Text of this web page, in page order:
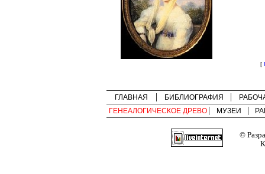
[
ГЛАВНАЯ БИБЛИОГРАФИЯ
ГЕНЕАЛОГИЧЕСКОЕ ДРЕВО
МУЗЕИ
©